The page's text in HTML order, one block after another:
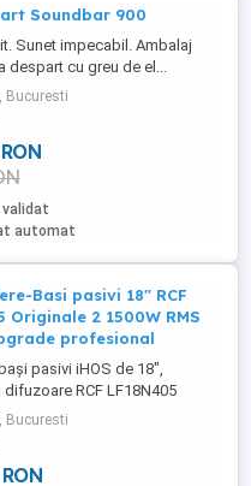
Soundbar 900
Sunet impecabil. Ambalaj
despart cu greu de el...
Bucuresti
automat
Basi pasivi 18'' RCF
Originale 2 1500W RMS
profesional
pasivi iHOS de 18",
RCF LF18N405
upgrade de top care oferă
și un sunet de calitate
Carcasele iHOS sunt
placaj stratificat de 18 mm,
Bucuresti